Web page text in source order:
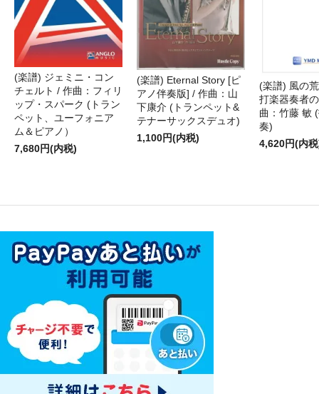
(楽譜) ジェミニ・コン
チェルト / 作曲：フィリ
ップ・スパーク (トラン
ペット、ユーフォニア
ム＆ピアノ）
7,680円(内税)
(楽譜) Eternal Story [ピ
アノ伴奏版] / 作曲：山
下康介 (トランペット&
テナーサックスデュオ)
1,100円(内税)
(楽譜) 風の
打楽器奏者
曲：竹藤 敏
奏)
4,620円(内